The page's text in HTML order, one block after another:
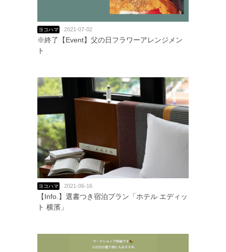
ヨコハマ 2021-07-02
※終了【Event】父の日フラワーアレンジメン
ト
ヨコハマ 2021-06-16
【Info.】選書つき宿泊プラン「ホテル エディッ
ト 横濱」